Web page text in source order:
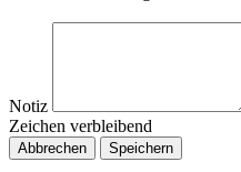
Notiz
Zeichen verbleibend
Abbrechen Speichern